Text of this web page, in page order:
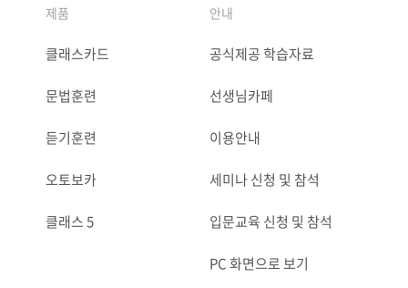
제품
클래스카드
문법훈련
듣기훈련
오토보카
클래스 5
안내
공식제공 학습자료
선생님카페
이용안내
세미나 신청 및 참석
입문교육 신청 및 참석
PC 화면으로 보기